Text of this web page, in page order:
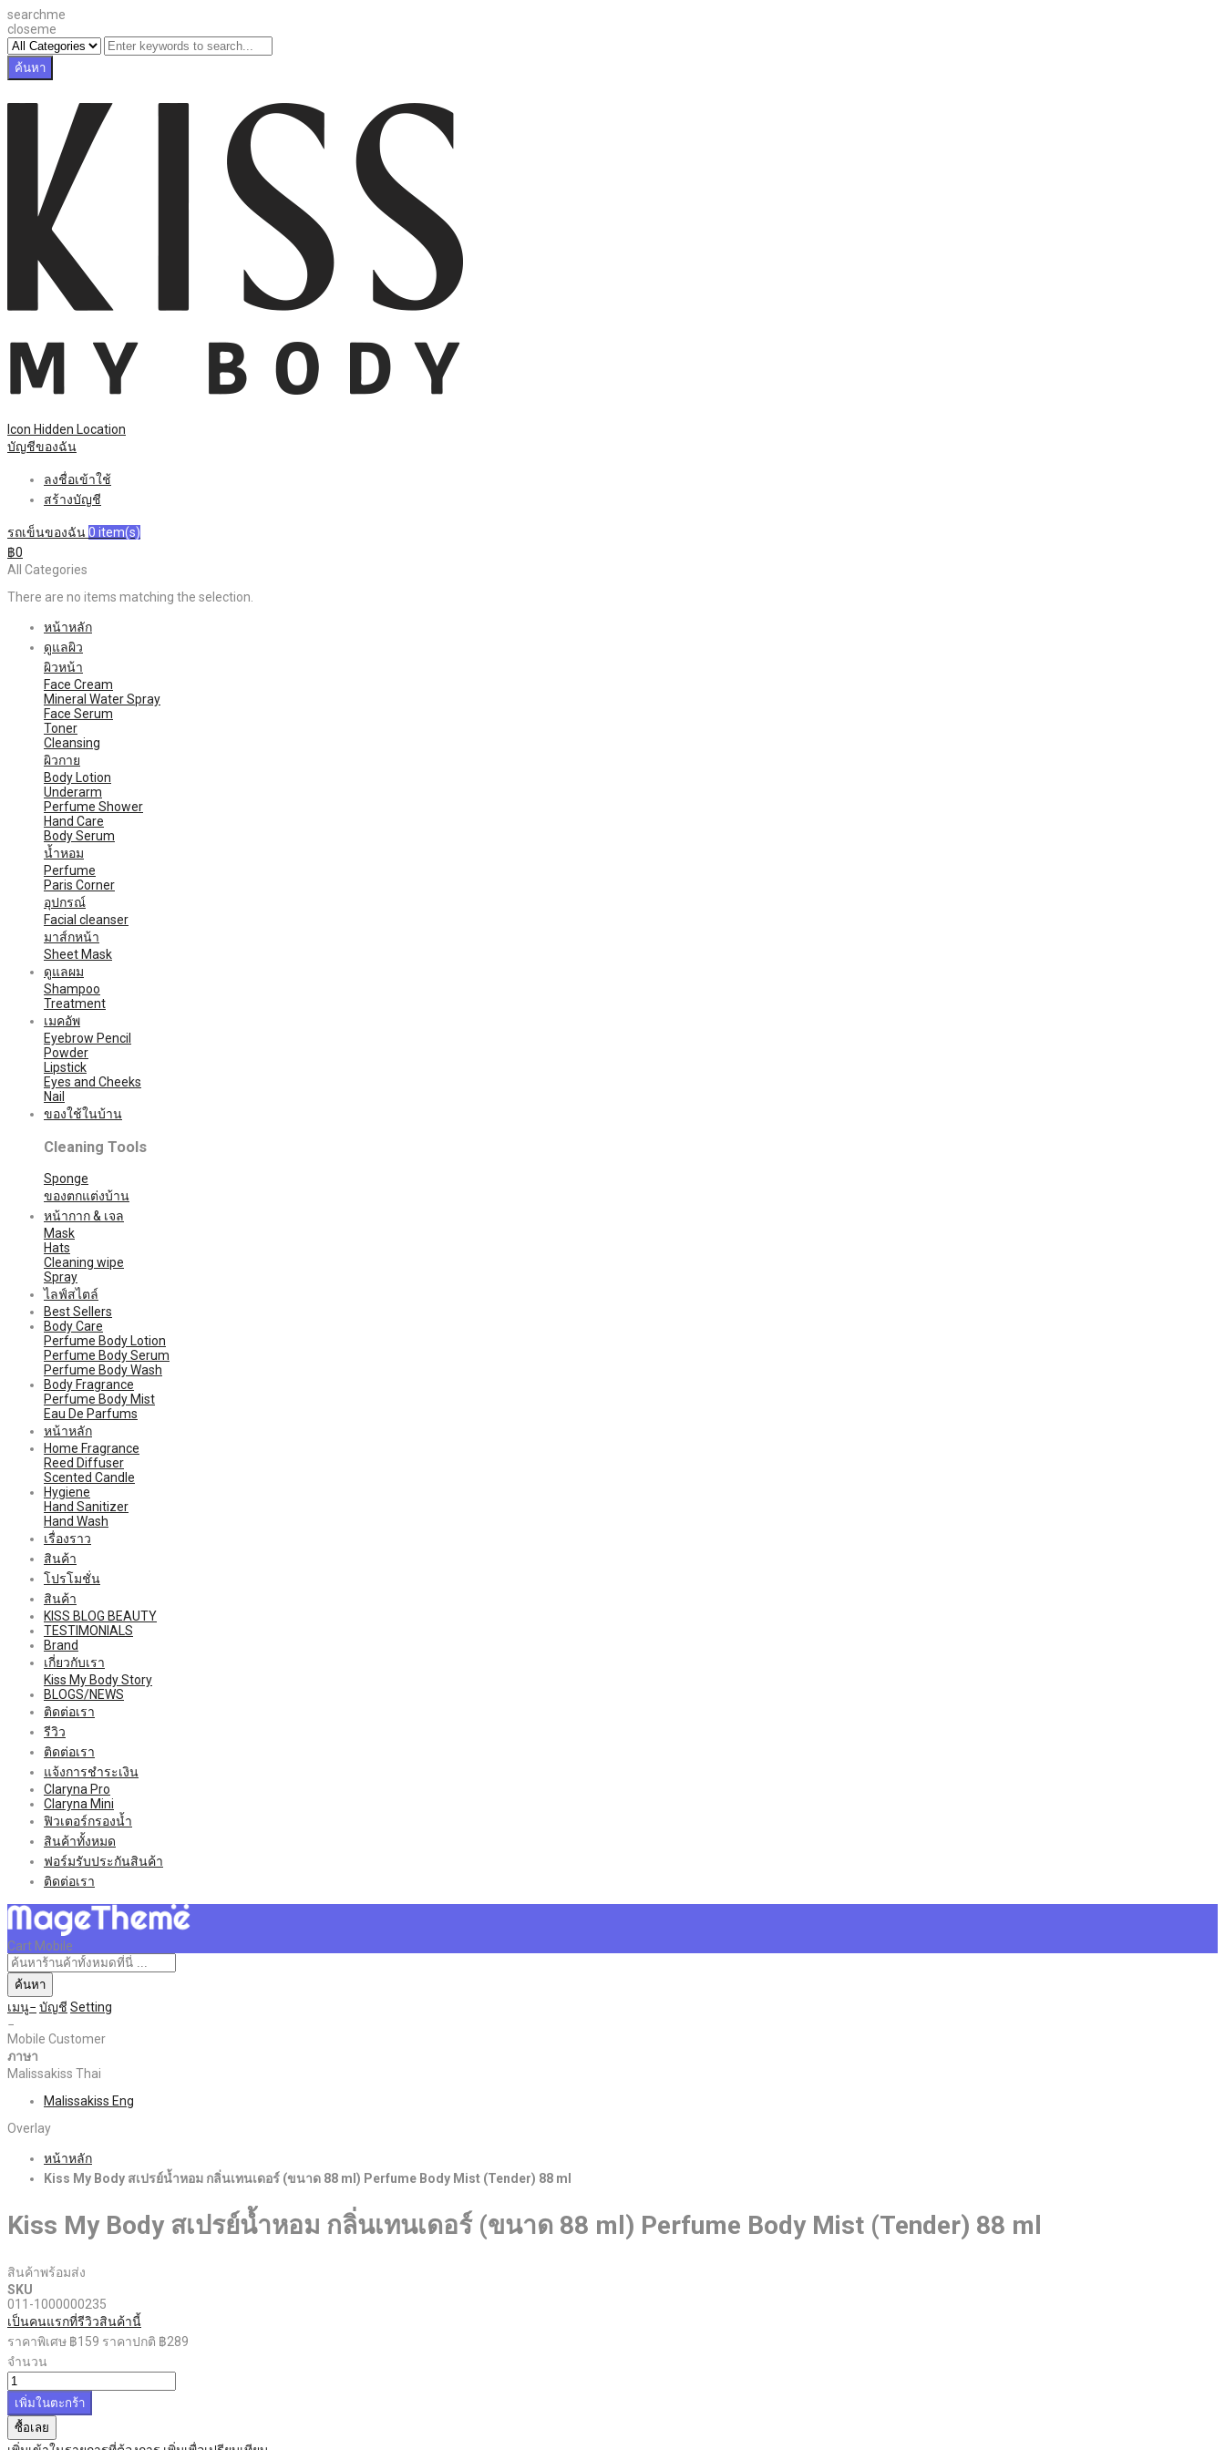
searchme
closeme
ค้นหา
Icon Hidden Location
บัญชีของฉัน
ลงชื่อเข้าใช้
สร้างบัญชี
รถเข็นของฉัน0 item(s)
฿0
All Categories
There are no items matching the selection.
หน้าหลัก
ดูแลผิว
ผิวหน้า
Face Cream
Mineral Water Spray
Face Serum
Toner
Cleansing
ผิวกาย
Body Lotion
Underarm
Perfume Shower
Hand Care
Body Serum
น้ำหอม
Perfume
Paris Corner
อุปกรณ์
Facial cleanser
มาส์กหน้า
Sheet Mask
ดูแลผม
Shampoo
Treatment
เมคอัพ
Eyebrow Pencil
Powder
Lipstick
Eyes and Cheeks
Nail
ของใช้ในบ้าน
Cleaning Tools
Sponge
ของตกแต่งบ้าน
หน้ากาก & เจล
Mask
Hats
Cleaning wipe
Spray
ไลฟ์สไตล์
Best Sellers
Body Care
Perfume Body Lotion
Perfume Body Serum
Perfume Body Wash
Body Fragrance
Perfume Body Mist
Eau De Parfums
หน้าหลัก
Home Fragrance
Reed Diffuser
Scented Candle
Hygiene
Hand Sanitizer
Hand Wash
เรื่องราว
สินค้า
โปรโมชั่น
สินค้า
KISS BLOG BEAUTY
TESTIMONIALS
Brand
เกี่ยวกับเรา
Kiss My Body Story
BLOGS/NEWS
ติดต่อเรา
รีวิว
ติดต่อเรา
แจ้งการชำระเงิน
Claryna Pro
Claryna Mini
ฟิวเตอร์กรองน้ำ
สินค้าทั้งหมด
ฟอร์มรับประกันสินค้า
ติดต่อเรา
Cart Mobile
ค้นหา
เมนู บัญชี Setting
Mobile Customer
ภาษา
Malissakiss Thai
Malissakiss Eng
Overlay
หน้าหลัก
Kiss My Body สเปรย์น้ำหอม กลิ่นเทนเดอร์ (ขนาด 88 ml) Perfume Body Mist (Tender) 88 ml
Kiss My Body สเปรย์น้ำหอม กลิ่นเทนเดอร์ (ขนาด 88 ml) Perfume Body Mist (Tender) 88 ml
สินค้าพร้อมส่ง
SKU
011-1000000235
เป็นคนแรกที่รีวิวสินค้านี้
ราคาพิเศษ ฿159 ราคาปกติ ฿289
จำนวน
เพิ่มในตะกร้า
ซื้อเลย